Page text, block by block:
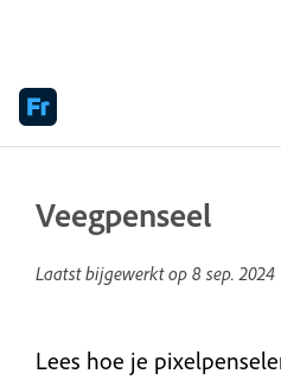
Veegpenseel
Laatst bijgewerkt op 8 sep. 2024
Lees hoe je